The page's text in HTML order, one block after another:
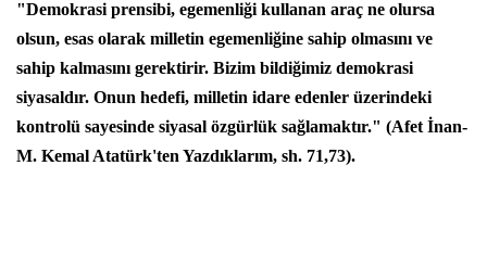
"Demokrasi prensibi, egemenliği kullanan araç ne olursa
olsun, esas olarak milletin egemenliğine sahip olmasını ve
sahip kalmasını gerektirir. Bizim bildiğimiz demokrasi
siyasaldır. Onun hedefi, milletin idare edenler üzerindeki
kontrolü sayesinde siyasal özgürlük sağlamaktır." (Afet İnan-
M. Kemal Atatürk'ten Yazdıklarım, sh. 71,73).